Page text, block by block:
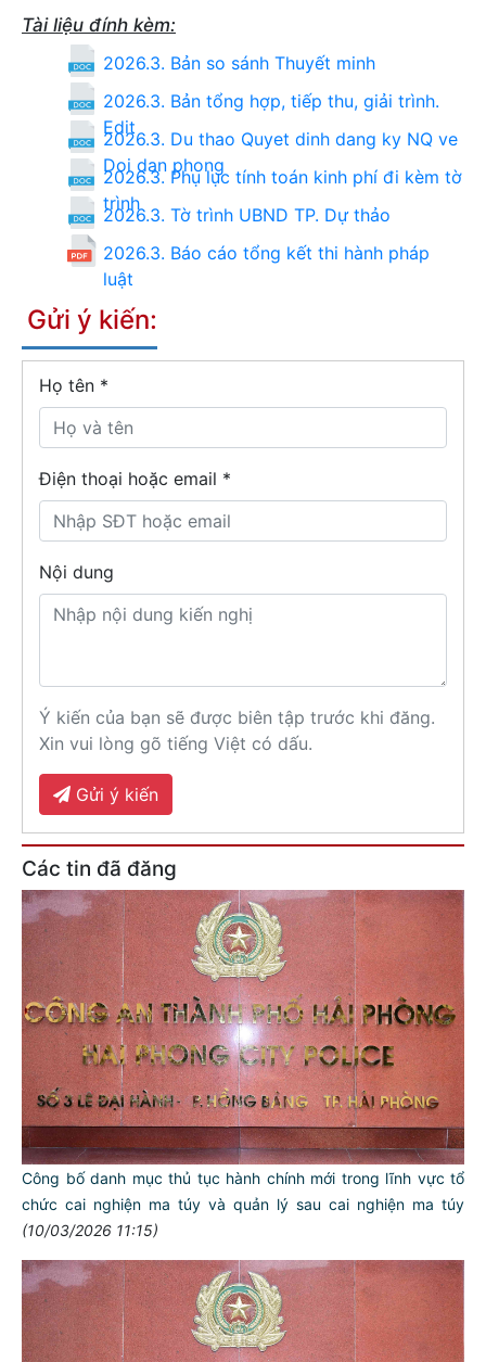
Tài liệu đính kèm:
2026.3. Bản so sánh Thuyết minh
2026.3. Bản tổng hợp, tiếp thu, giải trình.
Edit
2026.3. Du thao Quyet dinh dang ky NQ ve
Doi dan phong
2026.3. Phụ lục tính toán kinh phí đi kèm tờ
trình
2026.3. Tờ trình UBND TP. Dự thảo
2026.3. Báo cáo tổng kết thi hành pháp
luật
Gửi ý kiến:
Họ tên *
Điện thoại hoặc email *
Nội dung
Ý kiến của bạn sẽ được biên tập trước khi đăng.
Xin vui lòng gõ tiếng Việt có dấu.
Gửi ý kiến
Các tin đã đăng
Công bố danh mục thủ tục hành chính mới trong lĩnh vực tổ
chức cai nghiện ma túy và quản lý sau cai nghiện ma túy
(10/03/2026 11:15)